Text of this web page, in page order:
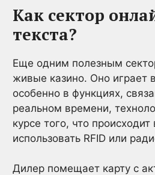
Как сектор
текста?
Еще одним полезным
живые казино. Оно играет
особенно в функциях,
реальном времени,
курсе того, что
использовать RFID или
Дилер помещает карту с